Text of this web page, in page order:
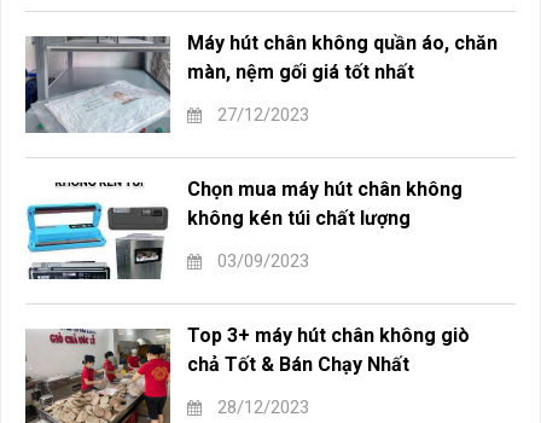
Máy hút chân không quần áo, chăn
màn, nệm gối giá tốt nhất
27/12/2023
Chọn mua máy hút chân không
không kén túi chất lượng
03/09/2023
Top 3+ máy hút chân không giò
chả Tốt & Bán Chạy Nhất
28/12/2023